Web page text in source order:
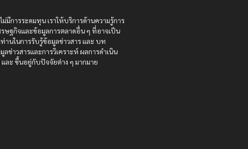
มีการระดมทุน เราให้บริการด้านความรู้การ
รษฐกิจและข้อมูลการตลาดอื่น ๆ ที่อาจเป็น
านในการรับรู้ข้อมูลข่าวสาร และ บท
ลข่าวสารและการวิเคราะห์ ผลการดำเนิน
ละ ขึ้นอยู่กับปัจจัยต่าง ๆ มากมาย